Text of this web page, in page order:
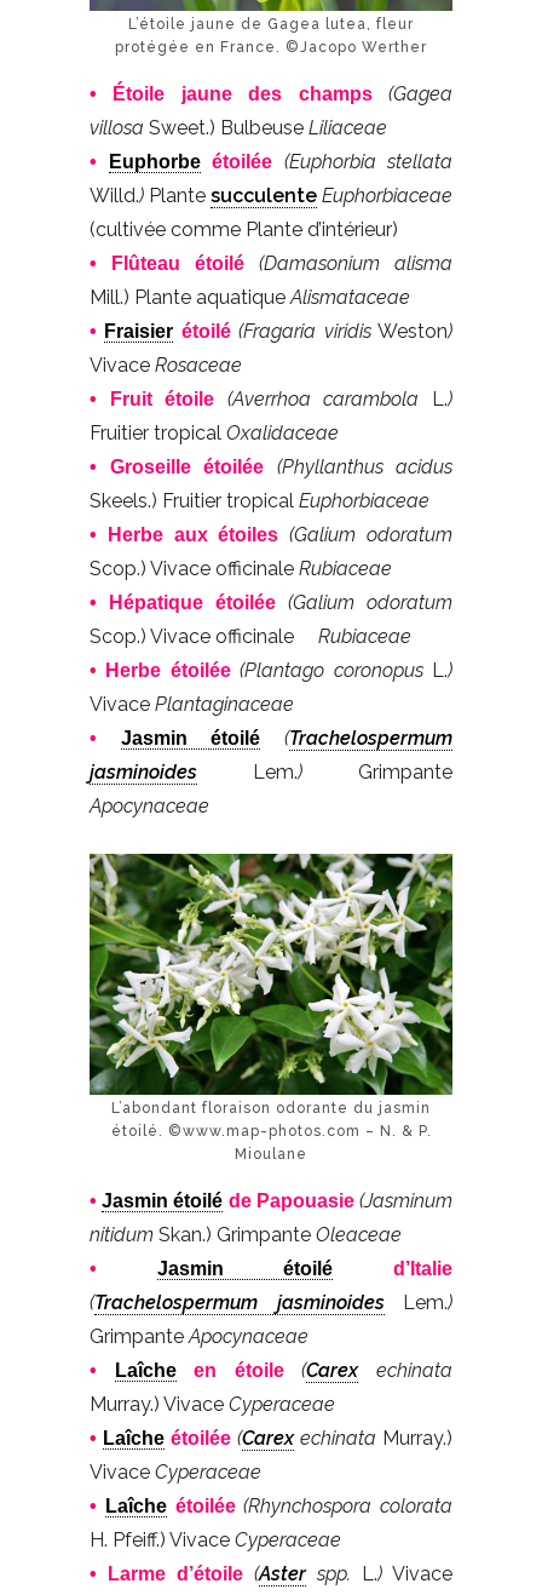
L’étoile jaune de Gagea lutea, fleur
protégée en France. ©Jacopo Werther
• Étoile jaune des champs
(Gagea
villosa Sweet.) Bulbeuse Liliaceae
• Euphorbeétoilée (Euphorbia stellata
Willd.) Plante succulente Euphorbiaceae
(cultivée comme Plante d’intérieur)
• Flûteau étoilé
(Damasonium alisma
Mill.) Plante aquatique Alismataceae
• Fraisier étoilé (Fragaria viridisWeston)
Vivace Rosaceae
• Fruit étoile (Averrhoa carambola L.)
Fruitier tropical Oxalidaceae
• Groseille étoilée
(Phyllanthus acidus
Skeels.) Fruitier tropical Euphorbiaceae
• Herbe aux étoiles (Galium odoratum
Scop.) Vivace officinale Rubiaceae
• Hépatique étoilée (Galium odoratum
Scop.) Vivace officinale Rubiaceae
• Herbe étoilée (Plantago coronopusL.)
Vivace Plantaginaceae
• Jasmin étoilé (Trachelospermum
jasminoides Lem.) Grimpante
Apocynaceae
L’abondant floraison odorante du jasmin
étoilé. ©www.map-photos.com – N. & P.
Mioulane
•Jasmin étoilé de Papouasie (Jasminum
nitidum Skan.) Grimpante Oleaceae
• Jasmin étoilé d’Italie
(Trachelospermum jasminoidesLem.)
GrimpanteApocynaceae
• Laîcheen étoile (Carexechinata
Murray.) Vivace Cyperaceae
• Laîche étoilée (Carexechinata Murray.)
Vivace Cyperaceae
• Laîcheétoilée (Rhynchospora colorata
H. Pfeiff.) Vivace Cyperaceae
• Larme d’étoile (Asterspp. L.) Vivace